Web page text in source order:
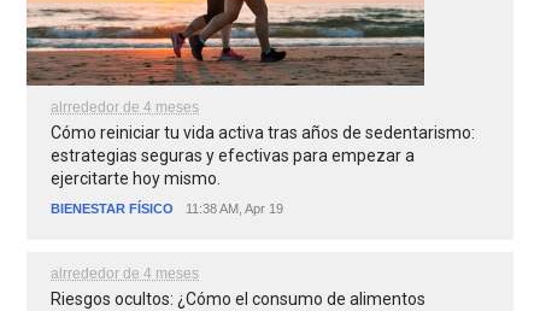
alrrededor de 4 meses
Cómo reiniciar tu vida activa tras años de sedentarismo:
estrategias seguras y efectivas para empezar a
ejercitarte hoy mismo.
BIENESTAR FÍSICO 11:38 AM, Apr 19
alrrededor de 4 meses
Riesgos ocultos: ¿Cómo el consumo de alimentos